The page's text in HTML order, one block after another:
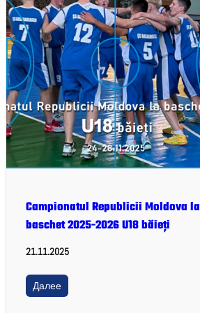
Campionatul Republicii Moldova la
baschet 2025-2026 U18 băieți
21.11.2025
Далее